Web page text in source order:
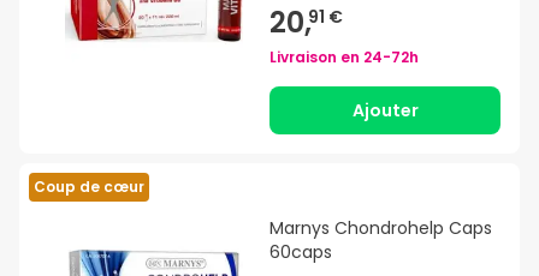
20,91 €
Livraison en 24-72h
Ajouter
Coup de cœur
Marnys Chondrohelp Caps
60caps